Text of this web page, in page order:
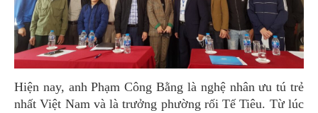
Hiện nay, anh Phạm Công Bằng là nghệ nhân ưu tú trẻ
nhất Việt Nam và là trưởng phường rối Tế Tiêu. Từ lúc